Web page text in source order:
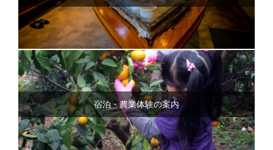
宿泊・農業体験の案内